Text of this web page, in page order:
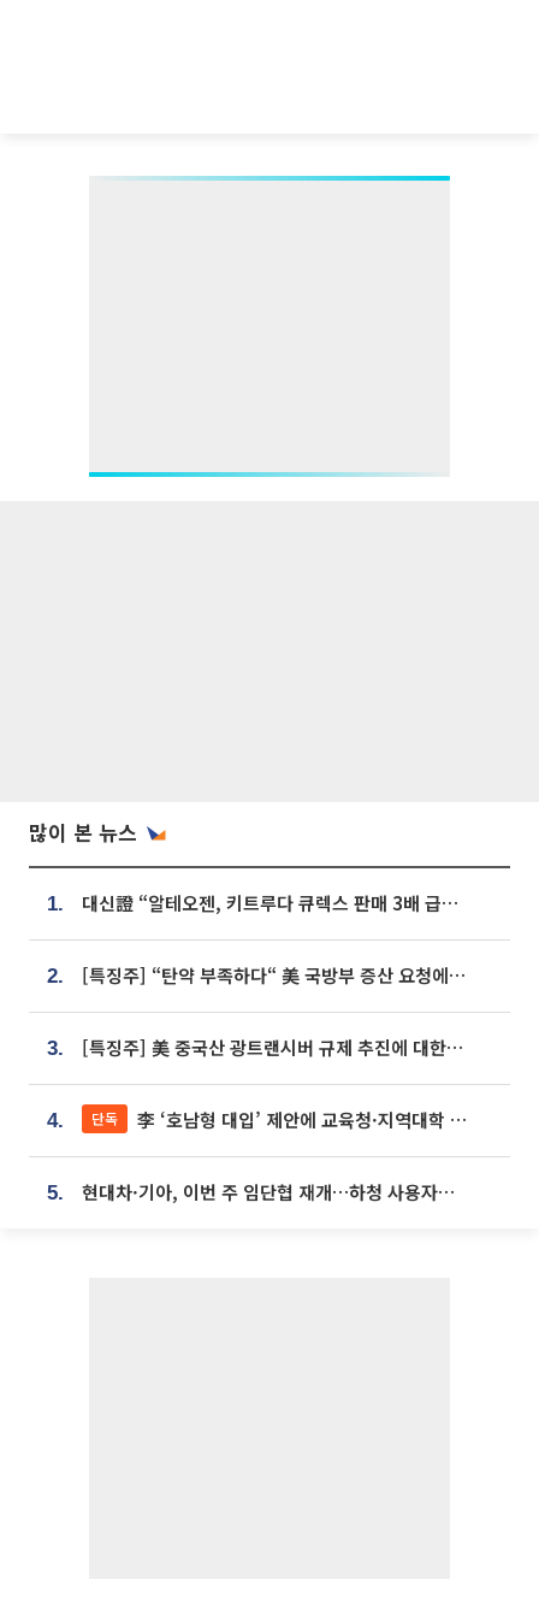
많이 본 뉴스
1. 대신證 “알테오젠, 키트루다 큐렉스 판매 3배 급증…목표가 41만원 상향”
2. [특징주] “탄약 부족하다“ 美 국방부 증산 요청에⋯국내 방산주 급등세
3. [특징주] 美 중국산 광트랜시버 규제 추진에 대한광통신 등 광통신株 강세
4. 단독 李 ‘호남형 대입’ 제안에 교육청·지역대학 서·논술형 입시 연계 '착수'
5. 현대차·기아, 이번 주 임단협 재개…하청 사용자성 재심도 ‘변수’